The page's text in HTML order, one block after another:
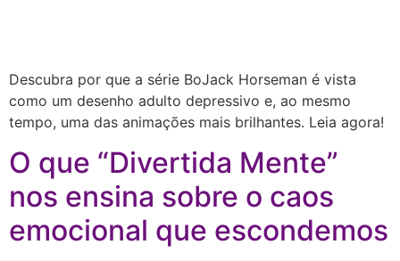
Descubra por que a série BoJack Horseman é vista
como um desenho adulto depressivo e, ao mesmo
tempo, uma das animações mais brilhantes. Leia agora!
O que “Divertida Mente”
nos ensina sobre o caos
emocional que escondemos